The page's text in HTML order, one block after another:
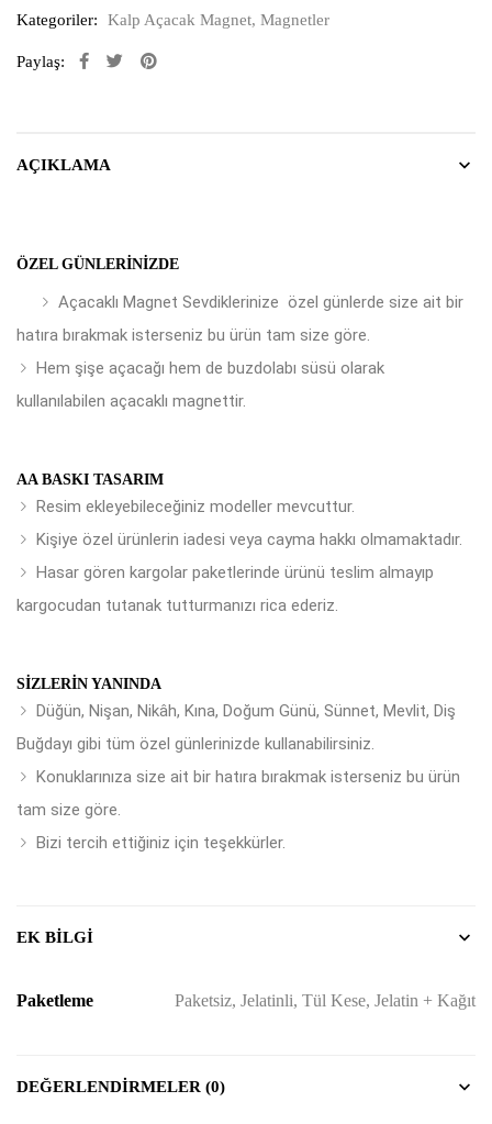
Kategoriler: Kalp Açacak Magnet, Magnetler
Paylaş:
AÇIKLAMA
ÖZEL GÜNLERINIZDE
Açacaklı Magnet Sevdiklerinize özel günlerde size ait bir
hatıra bırakmak isterseniz bu ürün tam size göre.
Hem şişe açacağı hem de buzdolabı süsü olarak
kullanılabilen açacaklı magnettir.
AA BASKI TASARIM
Resim ekleyebileceğiniz modeller mevcuttur.
Kişiye özel ürünlerin iadesi veya cayma hakkı olmamaktadır.
Hasar gören kargolar paketlerinde ürünü teslim almayıp
kargocudan tutanak tutturmanızı rica ederiz.
SIZLERIN YANINDA
Düğün, Nişan, Nikâh, Kına, Doğum Günü, Sünnet, Mevlit, Diş
Buğdayı gibi tüm özel günlerinizde kullanabilirsiniz.
Konuklarınıza size ait bir hatıra bırakmak isterseniz bu ürün
tam size göre.
Bizi tercih ettiğiniz için teşekkürler.
EK BILGI
Paketleme Paketsiz, Jelatinli, Tül Kese, Jelatin + Kağıt
DEĞERLENDIRMELER (0)